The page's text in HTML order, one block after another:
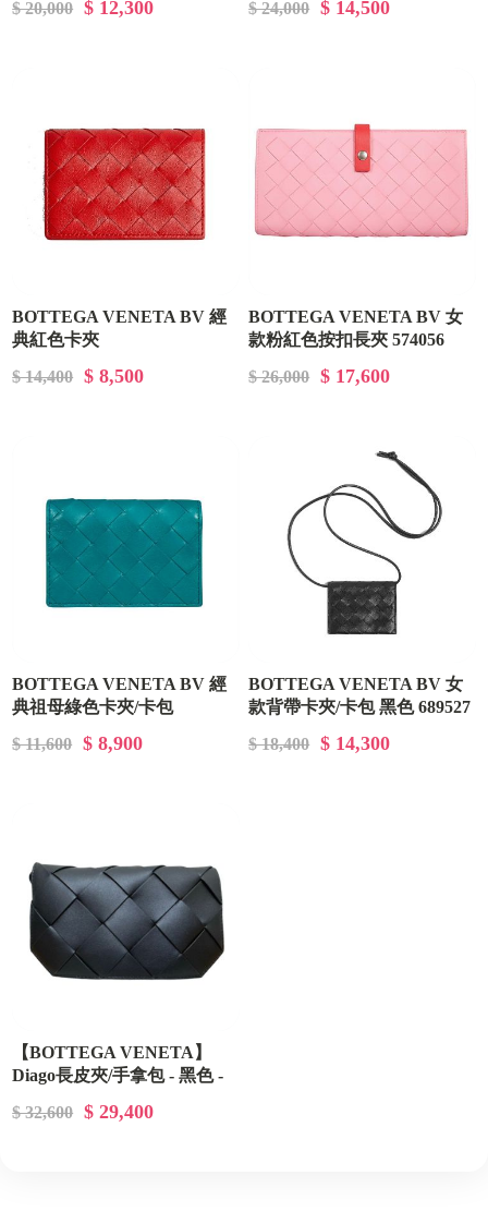
$ 20,000
$ 12,300 $ 24,000 $ 14,500
BOTTEGA VENETA BV 經
典紅色卡夾
$ 14,400
$ 8,500
BOTTEGA VENETA BV 女
款粉紅色按扣長夾 574056
$ 26,000
$ 17,600
BOTTEGA VENETA BV 經
典祖母綠色卡夾/卡包
$ 11,600
$ 8,900
BOTTEGA VENETA BV 女
款背帶卡夾/卡包 黑色 689527
$ 18,400
$ 14,300
【BOTTEGA VENETA】
Diago長皮夾/手拿包 - 黑色 -
$ 32,600
$ 29,400